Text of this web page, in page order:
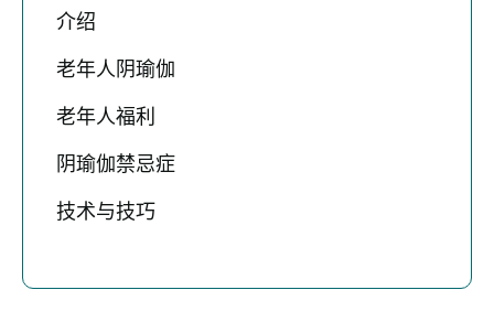
介绍
老年人阴瑜伽
老年人福利
阴瑜伽禁忌症
技术与技巧